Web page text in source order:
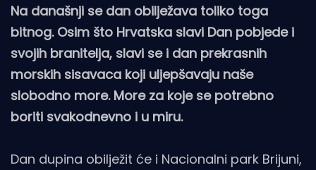
Na današnji se dan obilježava toliko toga
bitnog. Osim što Hrvatska slavi Dan pobjede i
svojih branitelja, slavi se i dan prekrasnih
morskih sisavaca koji uljepšavaju naše
slobodno more. More za koje se potrebno
boriti svakodnevno i u miru.
Dan dupina obilježit će i Nacionalni park Brijuni,